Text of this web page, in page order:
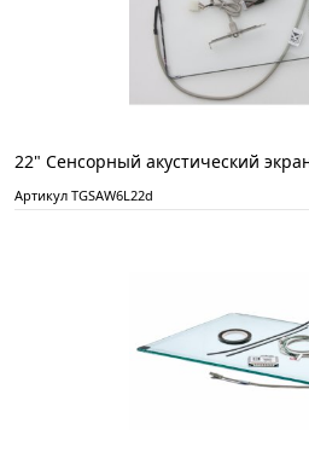
22" Сенсорный акустический
Артикул TGSAW6L22d